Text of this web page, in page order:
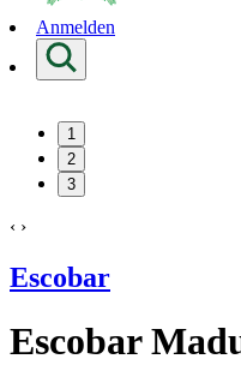
Anmelden
1
2
3
‹ ›
Escobar
Escobar